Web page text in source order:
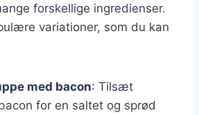
forskellige ingredienser.
variationer, som du kan
med bacon: Tilsæt
for en saltet og sprød